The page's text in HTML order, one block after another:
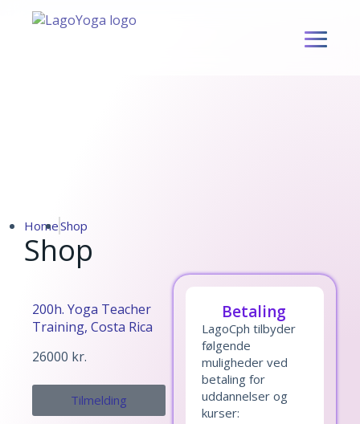
HomeShop
Shop
200h. Yoga Teacher
Training, Costa Rica
26000 kr.
Tilmelding
Betaling
LagoCph tilbyder
følgende
muligheder ved
betaling for
uddannelser og
kurser: